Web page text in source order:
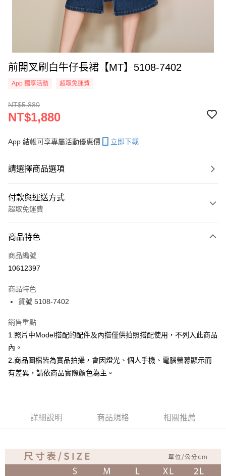
前開叉刷白牛仔長裙【MT】5108-7402
App 獨享活動 超取免運費
NT$5,880
NT$1,880
App 結帳可享專屬活動優惠價 立即下載
請選擇商品選項
付款與運送方式
超取免運費
信用卡一次付款
超商取貨付款
ATM付款
運送方式
全家取貨付款
付款後全家取貨
免運費
商品特色
商品編號
10612397
商品特色
貨號 5108-7402
銷售重點
1.照片中Model搭配的配件及內搭僅供拍照搭配使用，不列入此商品
內。
2.商品圖檔皆為實品拍攝，會因燈光、個人手機、電腦螢幕顯示而
有差異，請依商品實際顏色為主。
詳細說明 商品規格 相關推薦